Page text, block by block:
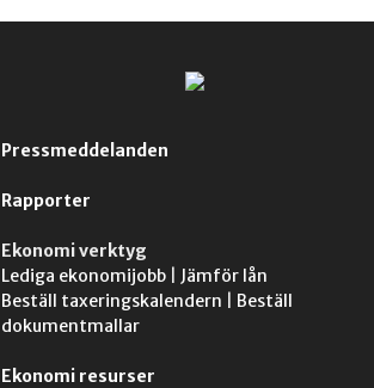
Pressmeddelanden
Rapporter
Ekonomi verktyg
Lediga ekonomijobb
Jämför lån
Beställ taxeringskalendern
Beställ
dokumentmallar
Ekonomi resurser